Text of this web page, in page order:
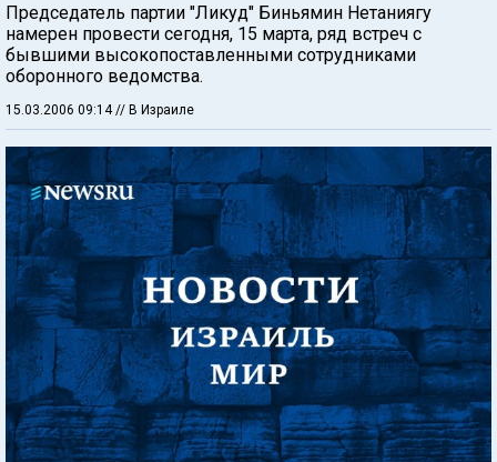
Председатель партии "Ликуд" Биньямин Нетаниягу
намерен провести сегодня, 15 марта, ряд встреч с
бывшими высокопоставленными сотрудниками
оборонного ведомства.
15.03.2006 09:14 // В Израиле